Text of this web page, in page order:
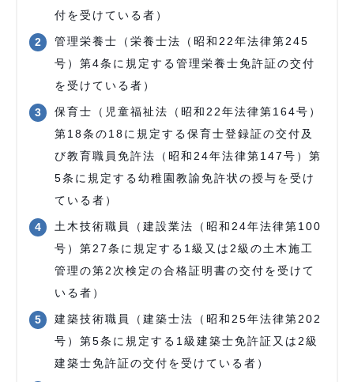
付を受けている者）
管理栄養士（栄養士法（昭和22年法律第245
号）第4条に規定する管理栄養士免許証の交付
を受けている者）
保育士（児童福祉法（昭和22年法律第164号）
第18条の18に規定する保育士登録証の交付及
び教育職員免許法（昭和24年法律第147号）第
5条に規定する幼稚園教諭免許状の授与を受け
ている者）
土木技術職員（建設業法（昭和24年法律第100
号）第27条に規定する1級又は2級の土木施工
管理の第2次検定の合格証明書の交付を受けて
いる者）
建築技術職員（建築士法（昭和25年法律第202
号）第5条に規定する1級建築士免許証又は2級
建築士免許証の交付を受けている者）